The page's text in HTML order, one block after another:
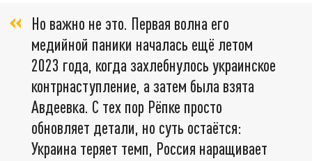
Но важно не это. Первая волна его
медийной паники началась ещё летом
2023 года, когда захлебнулось украинское
контрнаступление, а затем была взята
Авдеевка. С тех пор Рёпке просто
обновляет детали, но суть остаётся:
Украина теряет темп, Россия наращивает